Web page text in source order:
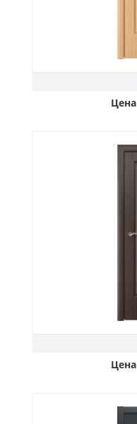
Цена
Цена